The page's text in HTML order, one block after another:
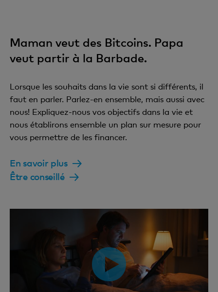
Maman veut des Bitcoins. Papa
veut partir à la Barbade.
Lorsque les souhaits dans la vie sont si différents, il
faut en parler. Parlez-en ensemble, mais aussi avec
nous! Expliquez-nous vos objectifs dans la vie et
nous établirons ensemble un plan sur mesure pour
vous permettre de les financer.
En savoir plus
Être conseillé